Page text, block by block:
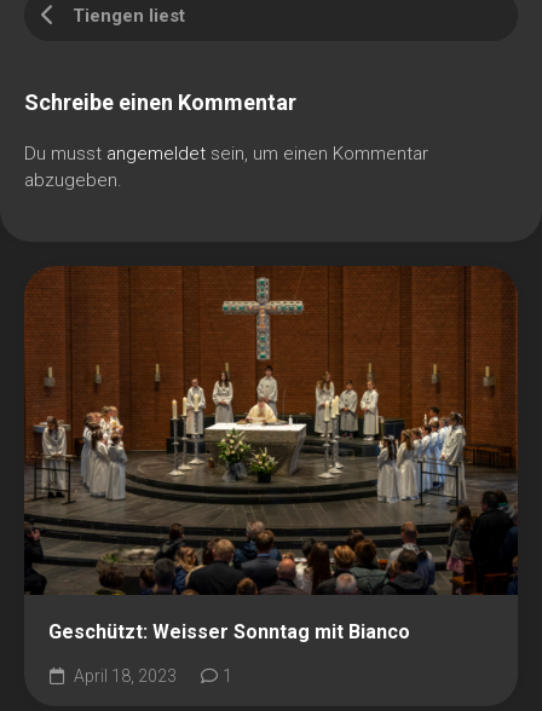
Tiengen liest
Schreibe einen Kommentar
Du musst angemeldet sein, um einen Kommentar
abzugeben.
Geschützt: Weisser Sonntag mit Bianco
April 18, 2023 1